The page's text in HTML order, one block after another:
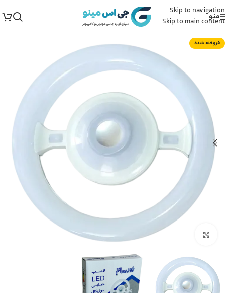
Skip to navigation
Skip to main content
منو
فروخته شده
برای بزرگنمایی کلیک کنید